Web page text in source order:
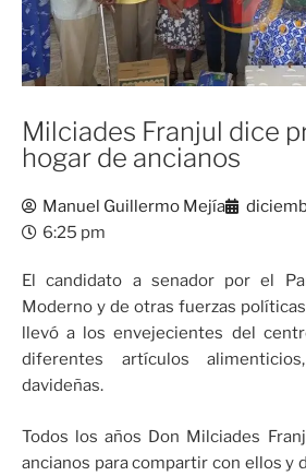
Milciades Franjul dice
hogar de ancianos
Manuel Guillermo Mejía
6:25 pm
El candidato a senador por el
Moderno y de otras fuerzas
llevó a los envejecientes del
diferentes artículos
davideñas.
Todos los años Don Milciades
ancianos para compartir con ellos y